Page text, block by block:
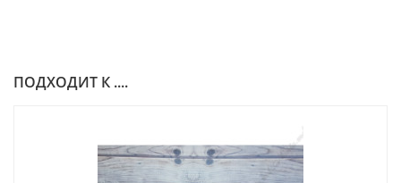
ПОДХОДИТ К ....